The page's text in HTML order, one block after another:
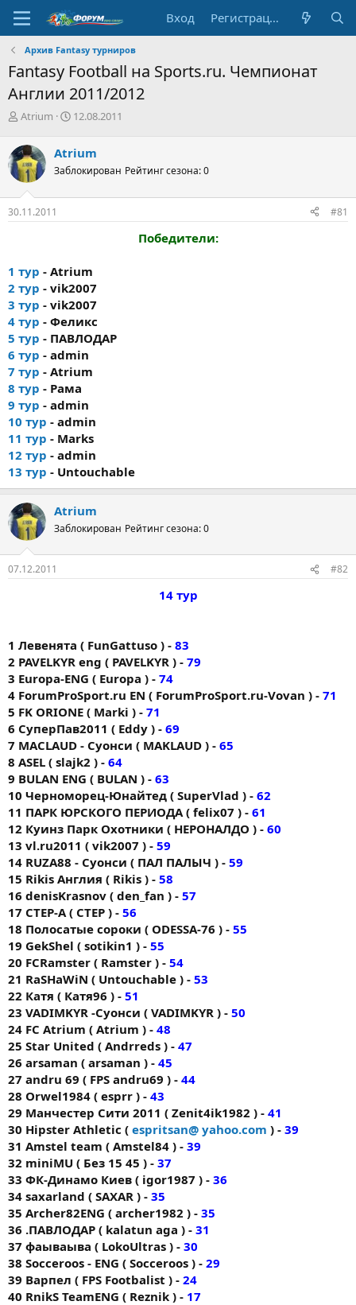
Вход Регистрация
Архив Fantasy турниров
Fantasy Football на Sports.ru. Чемпионат
Англии 2011/2012
А
т
о
р
т
е
м
Atrium
Д
а
н
ч
12.08.2011
Atrium
Заблокирован Рейтинг сезона: 0
30.11.2011 #81
Победители:
1 тур - Atrium
2 тур - vik2007
3 тур - vik2007
4 тур - Феликс
5 тур - ПАВЛОДАР
6 тур - admin
7 тур - Atrium
8 тур - Рама
9 тур - admin
10 тур - admin
11 тур - Marks
12 тур - admin
13 тур - Untouchable
Atrium
Заблокирован Рейтинг сезона: 0
07.12.2011 #82
14 тур
1 Левенята ( FunGattuso ) - 83
2 PAVELKYR eng ( PAVELKYR ) - 79
3 Europa-ENG ( Europa ) - 74
4 ForumProSport.ru EN ( ForumProSport.ru-Vovan ) - 71
5 FK ORIONE ( Markі ) - 71
6 СуперПав2011 ( Eddy ) - 69
7 MACLAUD - Суонси ( MAKLAUD ) - 65
8 ASEL ( slajk2 ) - 64
9 BULAN ENG ( BULAN ) - 63
10 Черноморец-Юнайтед ( SuperVlad ) - 62
11 ПАРК ЮРСКОГО ПЕРИОДА ( felix07 ) - 61
12 Куинз Парк Охотники ( НЕРОНАЛДО ) - 60
13 vl.ru2011 ( vik2007 ) - 59
14 RUZA88 - Суонси ( ПАЛ ПАЛЫЧ ) - 59
15 Rikis Англия ( Rikis ) - 58
16 denisKrasnov ( den_fan ) - 57
17 CTEP-A ( CTEP ) - 56
18 Полосатые сороки ( ODESSA-76 ) - 55
19 GekShel ( sotikin1 ) - 55
20 FCRamster ( Ramster ) - 54
21 RaSHaWiN ( Untouchable ) - 53
22 Катя ( Катя96 ) - 51
23 VADIMKYR -Суонси ( VADIMKYR ) - 50
24 FС Аtrium ( Atrium ) - 48
25 Star United ( Andrreds ) - 47
26 arsaman ( arsaman ) - 45
27 andru 69 ( FPS andru69 ) - 44
28 Orwel1984 ( esprr ) - 43
29 Манчестер Сити 2011 ( Zenit4ik1982 ) - 41
30 Hipster Athletic ( espritsan@ yahoo.com ) - 39
31 Amstel team ( Amstel84 ) - 39
32 miniMU ( Без 15 45 ) - 37
33 ФК-Динамо Киев ( igor1987 ) - 36
34 saxarland ( SAXAR ) - 35
35 Archer82ENG ( archer1982 ) - 35
36 .ПАВЛОДАР ( kalatun aga ) - 31
37 фаываыва ( LokoUltras ) - 30
38 Socceroos - ENG ( Socceroos ) - 29
39 Варпел ( FPS Footbalist ) - 24
40 RnikS TeamENG ( Reznik ) - 17